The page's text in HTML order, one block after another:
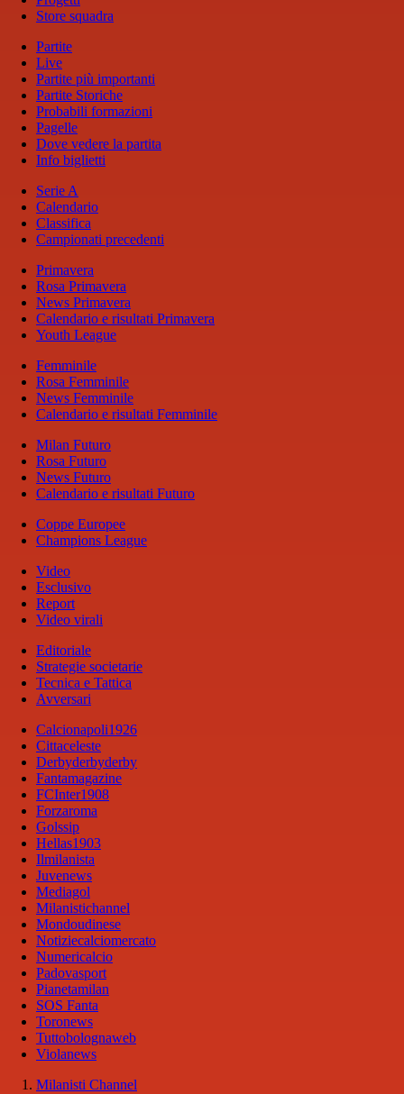
Store squadra
Partite
Live
Partite più importanti
Partite Storiche
Probabili formazioni
Pagelle
Dove vedere la partita
Info biglietti
Serie A
Calendario
Classifica
Campionati precedenti
Primavera
Rosa Primavera
News Primavera
Calendario e risultati Primavera
Youth League
Femminile
Rosa Femminile
News Femminile
Calendario e risultati Femminile
Milan Futuro
Rosa Futuro
News Futuro
Calendario e risultati Futuro
Coppe Europee
Champions League
Video
Esclusivo
Report
Video virali
Editoriale
Strategie societarie
Tecnica e Tattica
Avversari
Calcionapoli1926
Cittaceleste
Derbyderbyderby
Fantamagazine
FCInter1908
Forzaroma
Golssip
Hellas1903
Ilmilanista
Juvenews
Mediagol
Milanistichannel
Mondoudinese
Notiziecalciomercato
Numericalcio
Padovasport
Pianetamilan
SOS Fanta
Toronews
Tuttobolognaweb
Violanews
Milanisti Channel